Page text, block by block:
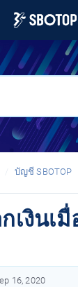
พจ
านศัพท์
บัญชี SBOTOP
เงินเ
16, 2020